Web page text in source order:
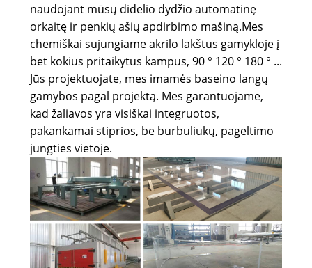
naudojant mūsų didelio dydžio automatinę
orkaitę ir penkių ašių apdirbimo mašiną.Mes
chemiškai sujungiame akrilo lakštus gamykloje į
bet kokius pritaikytus kampus, 90 ° 120 ° 180 ° ...
Jūs projektuojate, mes imamės baseino langų
gamybos pagal projektą. Mes garantuojame,
kad žaliavos yra visiškai integruotos,
pakankamai stiprios, be burbuliukų, pageltimo
jungties vietoje.